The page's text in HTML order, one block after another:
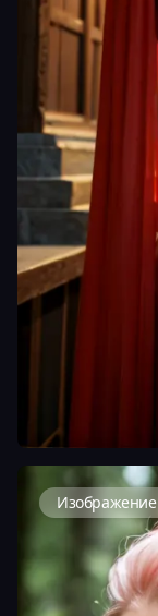
Изображение